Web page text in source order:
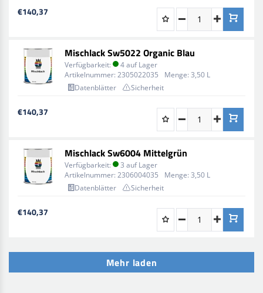
€140,37
Mischlack Sw5022 Organic Blau
Verfügbarkeit:
4 auf Lager
Artikelnummer: 2305022035 Menge: 3,50 L
Datenblätter
Sicherheit
€140,37
Mischlack Sw6004 Mittelgrün
Verfügbarkeit:
3 auf Lager
Artikelnummer: 2306004035 Menge: 3,50 L
Datenblätter
Sicherheit
€140,37
Mehr laden